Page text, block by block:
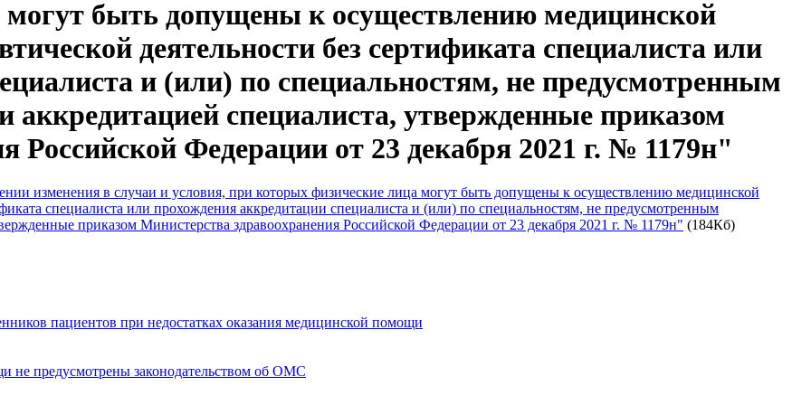
быть допущены к осуществлению медицинской
деятельности без сертификата специалиста или
и (или) по специальностям, не предусмотренным
аккредитацией специалиста, утвержденные приказом
Российской Федерации от 23 декабря 2021 г. № 1179н"
изменения в случаи и условия, при которых физические лица могут быть допущены к осуществлению медицинской
специалиста или прохождения аккредитации специалиста и (или) по специальностям, не предусмотренным
приказом Министерства здравоохранения Российской Федерации от 23 декабря 2021 г. № 1179н" (184Кб)
пациентов при недостатках оказания медицинской помощи
не предусмотрены законодательством об ОМС